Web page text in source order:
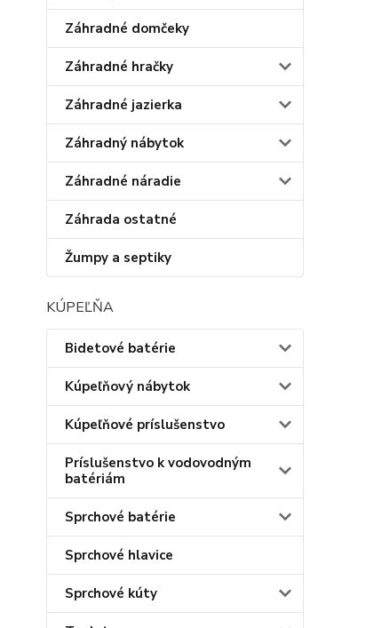
Záhradné domčeky
Záhradné hračky
Záhradné jazierka
Záhradný nábytok
Záhradné náradie
Záhrada ostatné
Žumpy a septiky
KÚPEĽŇA
Bidetové batérie
Kúpeľňový nábytok
Kúpeľňové príslušenstvo
Príslušenstvo k vodovodným
batériám
Sprchové batérie
Sprchové hlavice
Sprchové kúty